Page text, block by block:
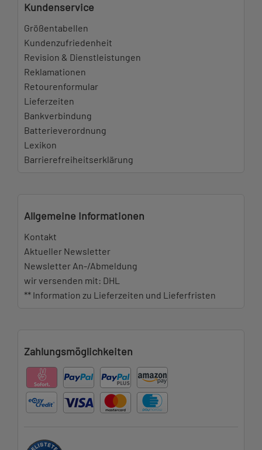
Kundenservice
Größentabellen
Kundenzufriedenheit
Revision & Dienstleistungen
Reklamationen
Retourenformular
Lieferzeiten
Bankverbindung
Batterieverordnung
Lexikon
Barrierefreiheitserklärung
Allgemeine Informationen
Kontakt
Aktueller Newsletter
Newsletter An-/Abmeldung
wir versenden mit: DHL
** Information zu Lieferzeiten und Lieferfristen
Zahlungsmöglichkeiten